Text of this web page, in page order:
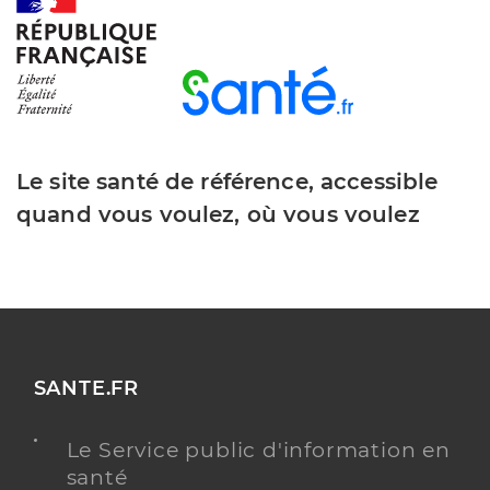
Image d'illustration: Icope
Le site santé de référence, accessible
quand vous voulez, où vous voulez
SANTE.FR
Le Service public d'information en
santé